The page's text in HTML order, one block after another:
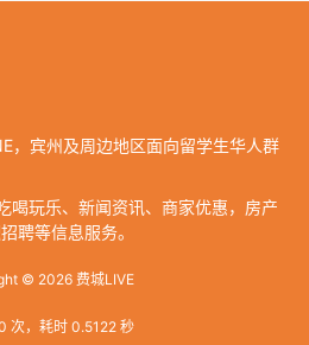
，宾州及周边地区面向留学生华人群
喝玩乐、新闻资讯、商家优惠，房产
聘等信息服务。
© 2026费城LIVE
次，耗时 0.5122 秒